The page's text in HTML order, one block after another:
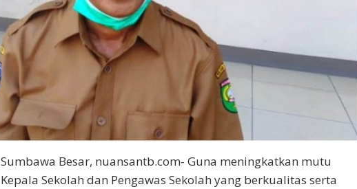
Sumbawa Besar, nuansantb.com- Guna meningkatkan mutu
Kepala Sekolah dan Pengawas Sekolah yang berkualitas serta